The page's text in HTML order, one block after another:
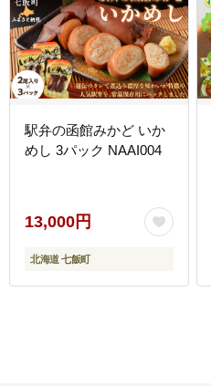
駅弁の函館みかど いか
めし 3パック NAAI004
13,000円
北海道 七飯町